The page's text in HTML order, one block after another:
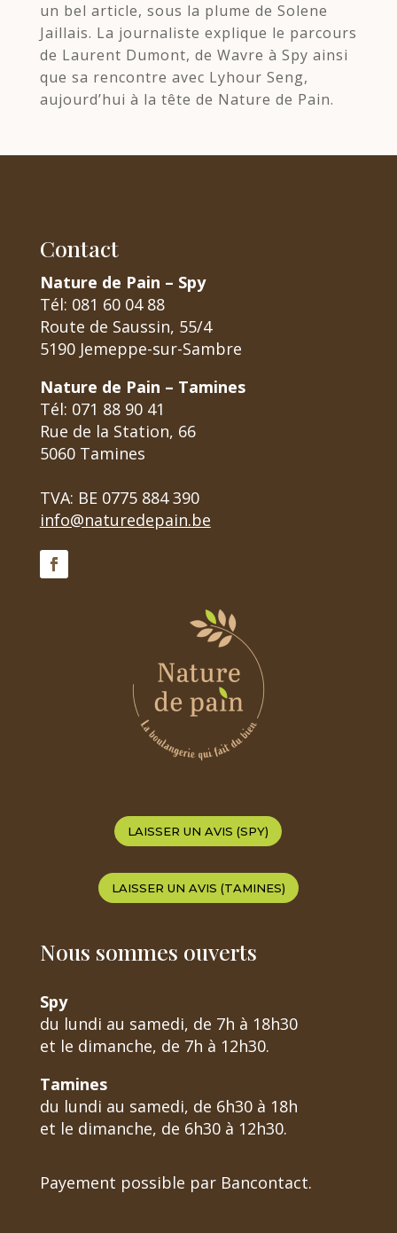
un bel article, sous la plume de Solene
Jaillais. La journaliste explique le parcours
de Laurent Dumont, de Wavre à Spy ainsi
que sa rencontre avec Lyhour Seng,
aujourd’hui à la tête de Nature de Pain.
Contact
Nature de Pain – Spy
Tél: 081 60 04 88
Route de Saussin, 55/4
5190 Jemeppe-sur-Sambre
Nature de Pain – Tamines
Tél: 071 88 90 41
Rue de la Station, 66
5060 Tamines
TVA: BE 0775 884 390
info@naturedepain.be
LAISSER UN AVIS (SPY)
LAISSER UN AVIS (TAMINES)
Nous sommes ouverts
Spy
du lundi au samedi, de 7h à 18h30
et le dimanche, de 7h à 12h30.
Tamines
du lundi au samedi, de 6h30 à 18h
et le dimanche, de 6h30 à 12h30.
Payement possible par Bancontact.